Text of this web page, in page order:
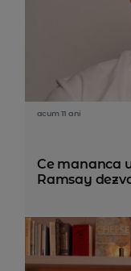
acum 11 ani
Ce mananca
Ramsay